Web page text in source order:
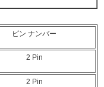
ピン ナンバー
2 Pin
2 Pin